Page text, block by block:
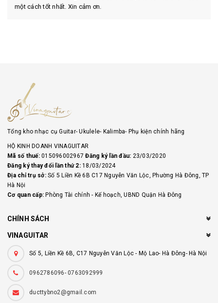
một cách tốt nhất. Xin cảm ơn.
Tổng kho nhạc cụ Guitar- Ukulele- Kalimba- Phụ kiện chính hãng
HỘ KINH DOANH VINAGUITAR
Mã số thuế:015096002967Đăng ký lần đầu: 23/03/2020
Đăng ký thay đổi lần thứ 2:18/03/2024
Địa chỉ trụ sở:Số 5 Liền Kề 6B C17 Nguyễn Văn Lộc, Phường Hà Đông, TP
Hà Nội
Cơ quan cấp: Phòng Tài chính - Kế hoạch, UBND Quận Hà Đông
CHÍNH SÁCH
VINAGUITAR
Số 5, Liền Kề 6B, C17 Nguyễn Văn Lộc - Mộ Lao- Hà Đông- Hà Nội
0962786096- 0763092999
ducttybno2@gmail.com